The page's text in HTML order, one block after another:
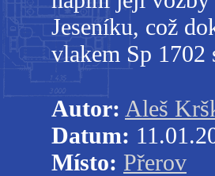
Jeseníku, což
vlakem Sp 1702
Autor: Aleš
Datum:
Místo: Přerov